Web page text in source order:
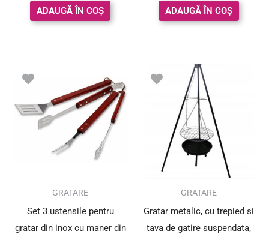
ADAUGĂ ÎN COȘ ADAUGĂ ÎN COȘ
GRATARE
Set 3 ustensile pentru
gratar din inox cu maner din
GRATARE
Gratar metalic, cu trepied si
tava de gatire suspendata,